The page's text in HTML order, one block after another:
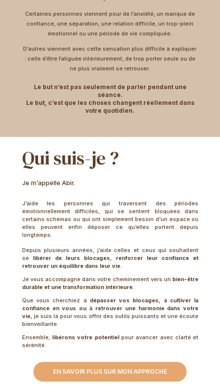
Certaines personnes viennent pour de l’anxiété, un manque de
confiance, une séparation, une relation difficile, un trop-plein
émotionnel ou une période de vie compliquée.
D’autres viennent avec cette sensation plus difficile à expliquer
: celle d’être fatiguée intérieurement, de trop porter seule ou de
ne plus vraiment se retrouver.
Le but n’est pas seulement de parler pendant une
séance.
Le but, c’est que les choses changent réellement dans
votre quotidien.
Qui suis-je ?
Je m’appelle Abir.
J’aide les personnes qui traversent des périodes
émotionnellement difficiles, qui se sentent bloquées dans
certains schémas ou qui ont simplement besoin d’un espace où
elles peuvent enfin déposer ce qu’elles portent depuis
longtemps.
Depuis plusieurs années, j’aide celles et ceux qui souhaitent
se
libérer de leurs blocages, renforcer leur confiance et
retrouver un équilibre dans leur vie.
Je vous accompagne dans votre cheminement vers un bien-être
durable et une transformation intérieure.
Que vous cherchiez à dépasser vos blocages, à cultiver la
confiance en vous ou à retrouver une harmonie dans votre
vie, je suis là pour vous offrir des outils puissants et une écoute
bienveillante.
Ensemble, libérons votre potentiel pour avancer avec clarté et
sérénité.
EN SAVOIR PLUS SUR MON APPROCHE